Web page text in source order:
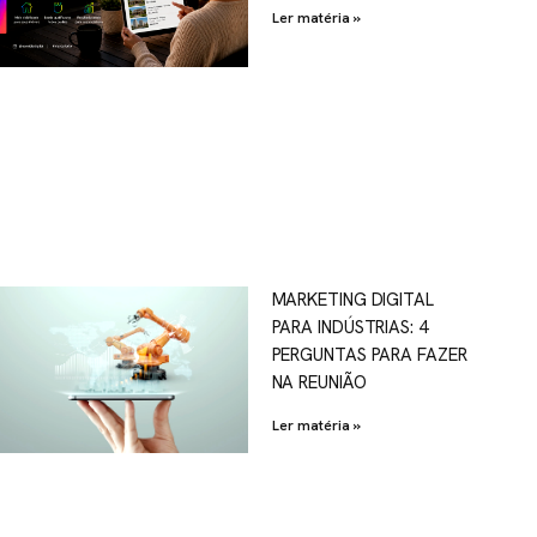
Ler matéria »
MARKETING DIGITAL
PARA INDÚSTRIAS: 4
PERGUNTAS PARA FAZER
NA REUNIÃO
Ler matéria »